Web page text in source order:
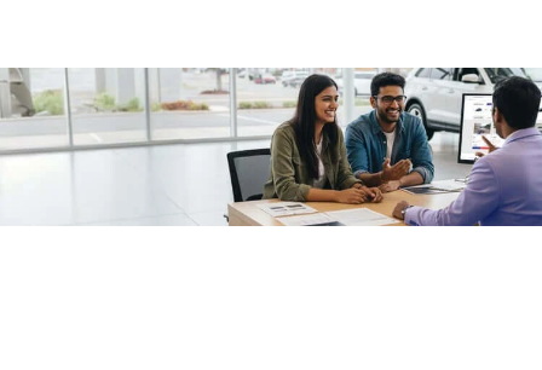
/fragments/plp-details